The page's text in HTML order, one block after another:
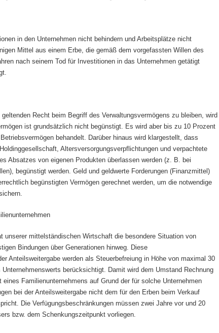
in den Unternehmen nicht behindern und Arbeitsplätze nicht
Mittel aus einem Erbe, die gemäß dem vorgefassten Willen des
nach seinem Tod für Investitionen in das Unternehmen getätigt
Recht beim Begriff des Verwaltungsvermögens zu bleiben, wird
ist grundsätzlich nicht begünstigt. Es wird aber bis zu 10 Prozent
behandelt. Darüber hinaus wird klargestellt, dass
Altersversorgungsverpflichtungen und verpachtete
Absatzes von eigenen Produkten überlassen werden (z. B. bei
begünstigt werden. Geld und geldwerte Forderungen (Finanzmittel)
begünstigten Vermögen gerechnet werden, um die notwendige
unserer mittelständischen Wirtschaft die besondere Situation von
Bindungen über Generationen hinweg. Diese
Anteilsweitergabe werden als Steuerbefreiung in Höhe von maximal 30
berücksichtigt. Damit wird dem Umstand Rechnung
Familienunternehmens auf Grund der für solche Unternehmen
bei der Anteilsweitergabe nicht dem für den Erben beim Verkauf
Die Verfügungsbeschränkungen müssen zwei Jahre vor und 20
bzw. dem Schenkungszeitpunkt vorliegen.